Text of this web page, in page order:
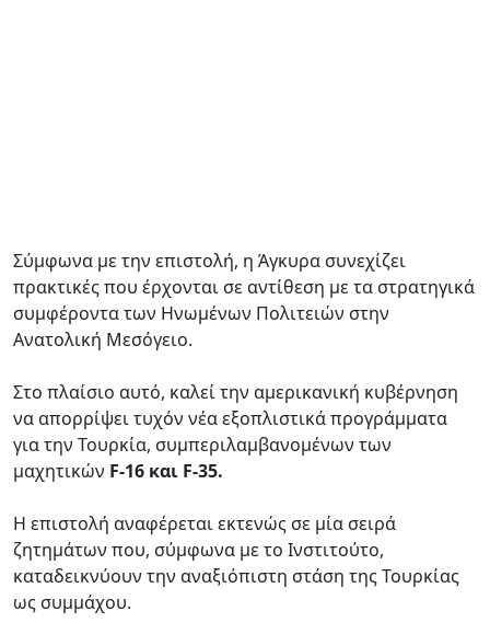
Σύμφωνα με την επιστολή, η Άγκυρα συνεχίζει
πρακτικές που έρχονται σε αντίθεση με τα στρατηγικά
συμφέροντα των Ηνωμένων Πολιτειών στην
Ανατολική Μεσόγειο.
Στο πλαίσιο αυτό, καλεί την αμερικανική κυβέρνηση
να απορρίψει τυχόν νέα εξοπλιστικά προγράμματα
για την Τουρκία, συμπεριλαμβανομένων των
μαχητικών F-16 και F-35.
Η επιστολή αναφέρεται εκτενώς σε μία σειρά
ζητημάτων που, σύμφωνα με το Ινστιτούτο,
καταδεικνύουν την αναξιόπιστη στάση της Τουρκίας
ως συμμάχου.